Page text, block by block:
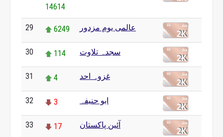
14614
29 6249 عالمی یوم مزدور
30 114 سجدہ تلاوت
31 4 غزوہ احد
32 3 ابو حنیفہ
33 17 آئین پاکستان